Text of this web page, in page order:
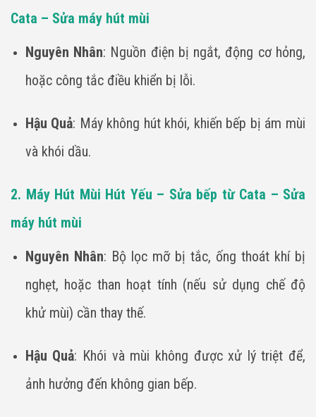
Cata – Sửa máy hút mùi
Nguyên Nhân: Nguồn điện bị ngắt, động cơ hỏng,
hoặc công tắc điều khiển bị lỗi.
Hậu Quả: Máy không hút khói, khiến bếp bị ám mùi
và khói dầu.
2. Máy Hút Mùi Hút Yếu – Sửa bếp từ Cata – Sửa
máy hút mùi
Nguyên Nhân: Bộ lọc mỡ bị tắc, ống thoát khí bị
nghẹt, hoặc than hoạt tính (nếu sử dụng chế độ
khử mùi) cần thay thế.
Hậu Quả: Khói và mùi không được xử lý triệt để,
ảnh hưởng đến không gian bếp.